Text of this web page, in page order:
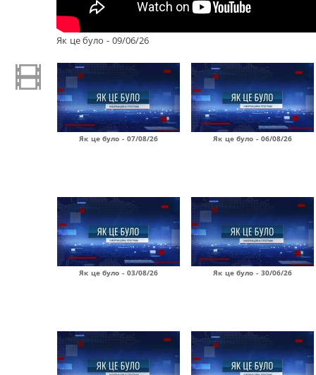
Як це було - 09/06/26
Як це було - 07/08/26 Як це було - 06/08/26
Як це було - 03/08/26 Як це було - 30/06/26